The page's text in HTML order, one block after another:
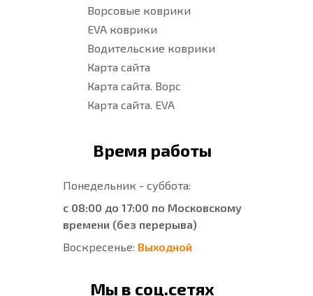
Ворсовые коврики
EVA коврики
Водительские коврики
Карта сайта
Карта сайта. Ворс
Карта сайта. EVA
Время работы
Понедельник - суббота:
с 08:00 до 17:00 по Московскому
времени (без перерыва)
Воскресенье: Выходной
Мы в соц.сетях